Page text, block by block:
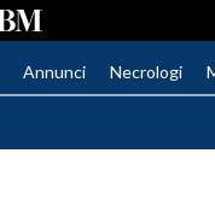
Annunci Necrologi